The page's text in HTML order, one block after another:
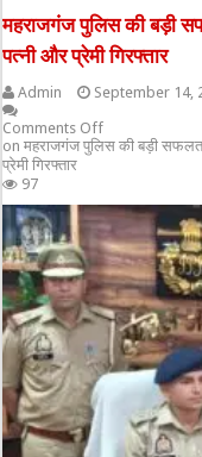
महराजगंज पुलिस की बड़ी
पत्नी और प्रेमी गिरफ्तार
Admin
September 14,
Comments Off
on महराजगंज पुलिस की बड़ी
प्रेमी गिरफ्तार
97